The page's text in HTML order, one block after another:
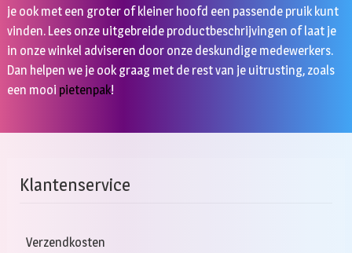
je ook met een groter of kleiner hoofd een passende pruik kunt
vinden. Lees onze uitgebreide productbeschrijvingen of laat je
in onze winkel adviseren door onze deskundige medewerkers.
Dan helpen we je ook graag met de rest van je uitrusting, zoals
een mooi pietenpak!
Klantenservice
Verzendkosten